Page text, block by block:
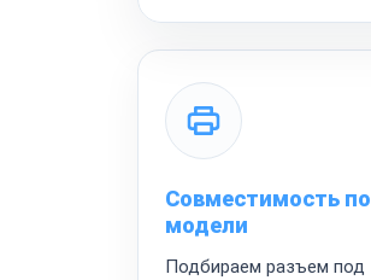
Совместимость по
модели
Подбираем разъем под